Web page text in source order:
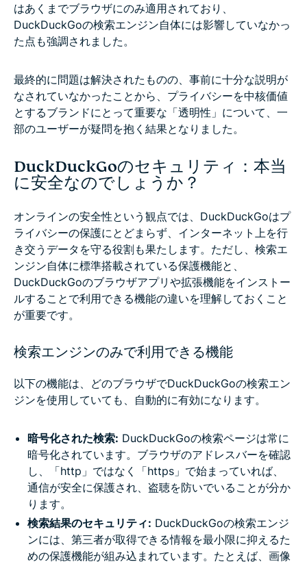
はあくまでブラウザにのみ適用されており、
DuckDuckGoの検索エンジン自体には影響していなかっ
た点も強調されました。
最終的に問題は解決されたものの、事前に十分な説明が
なされていなかったことから、プライバシーを中核価値
とするブランドにとって重要な「透明性」について、一
部のユーザーが疑問を抱く結果となりました。
DuckDuckGoのセキュリティ：本当
に安全なのでしょうか？
オンラインの安全性という観点では、DuckDuckGoはプ
ライバシーの保護にとどまらず、インターネット上を行
き交うデータを守る役割も果たします。ただし、検索エ
ンジン自体に標準搭載されている保護機能と、
DuckDuckGoのブラウザアプリや拡張機能をインストー
ルすることで利用できる機能の違いを理解しておくこと
が重要です。
検索エンジンのみで利用できる機能
以下の機能は、どのブラウザでDuckDuckGoの検索エン
ジンを使用していても、自動的に有効になります。
暗号化された検索: DuckDuckGoの検索ページは常に
暗号化されています。ブラウザのアドレスバーを確認
し、「http」ではなく「https」で始まっていれば、
通信が安全に保護され、盗聴を防いでいることが分か
ります。
検索結果のセキュリティ: DuckDuckGoの検索エンジ
ンには、第三者が取得できる情報を最小限に抑えるた
めの保護機能が組み込まれています。たとえば、画像